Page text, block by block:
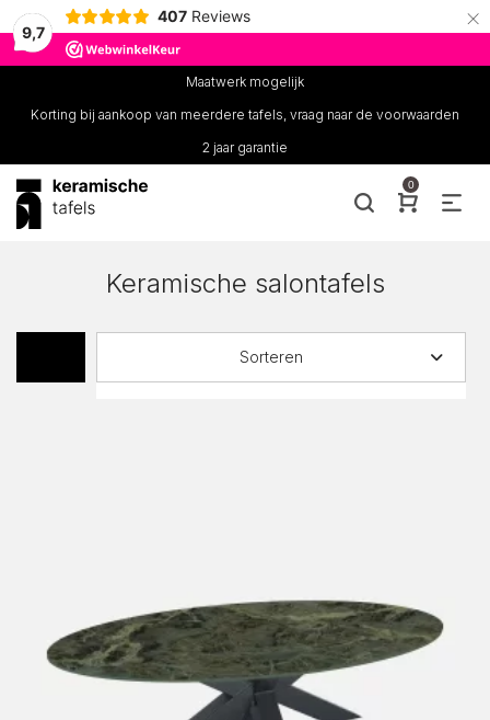
9,7
407 Reviews ×
Maatwerk mogelijk
Korting bij aankoop van meerdere tafels, vraag naar de voorwaarden
2 jaar garantie
0
Keramische salontafels
Sorteren